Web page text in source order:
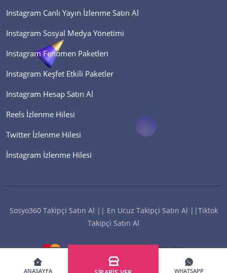
Hızlı İletişim
Instagram Canlı Yayın İzlenme Satın Al
Instagram Sosyal Medya Yönetimi
Instagram Fenomen Paketleri
Instagram Keşfet Etkili Paketler
Instagram Hesap Satın Al
Reels İzlenme Hilesi
Twitter İzlenme Hilesi
İnstagram İzlenme Hilesi
Sosyo360 Takipçi Satın Al || En Ucuz Takipçi Satın Al ||Tiktok
Takipçi Satın Al
ANASAYFA WHATSAPP